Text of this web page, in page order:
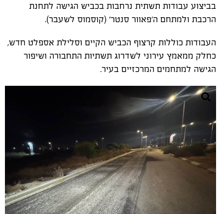
בביצוע עבודות תשתית נרחבות בכביש הגישה לתחנת
הרכבת ולמתחם ה'פאוור סנטר' (קוסמוס לשעבר).
העבודות כוללות קרצוף הכביש הקיים וסלילת אספלט חדש,
כחלק ממאמץ עירוני לשדרוג תשתיות התחבורה ושיפור
הגישה למתחמים המרכזיים בעיר.